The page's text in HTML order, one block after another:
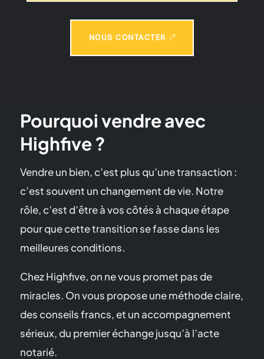
NOUS CONTACTER
Pourquoi vendre avec
Highfive ?
Vendre un bien, c’est plus qu’une transaction :
c’est souvent un changement de vie. Notre
rôle, c’est d’être à vos côtés à chaque étape
pour que cette transition se fasse dans les
meilleures conditions.
Chez Highfive, on ne vous promet pas de
miracles. On vous propose une méthode claire,
des conseils francs, et un accompagnement
sérieux, du premier échange jusqu’à l’acte
notarié.